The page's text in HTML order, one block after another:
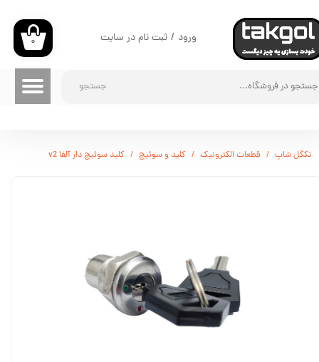
جستجو
۰ ورود / ثبت نام در سایت
حساب کاربری من
تغییر گذر واژه
سفارشات
تکگل شاپ قطعات الکترونیک کلید و سوئیچ کلید سوئیچ دار آلفا v2